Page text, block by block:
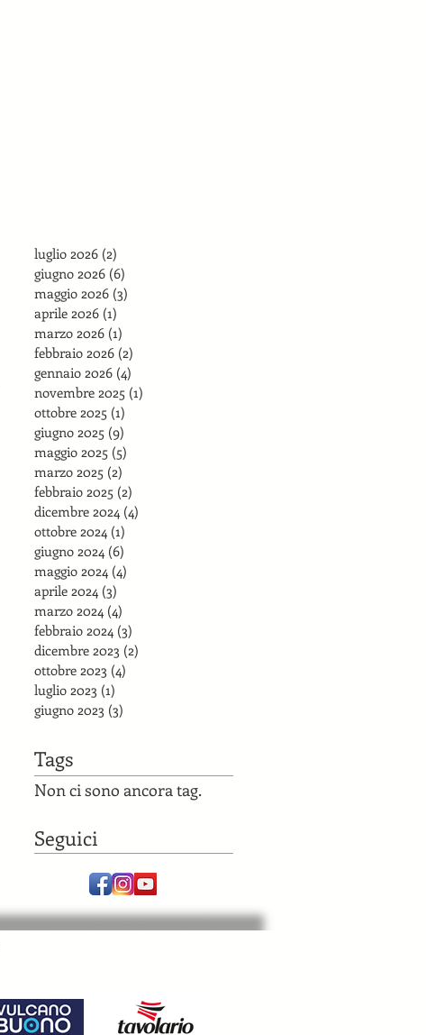
luglio 2026 (2)
giugno 2026 (6)
maggio 2026 (3)
aprile 2026 (1)
marzo 2026 (1)
febbraio 2026 (2)
gennaio 2026 (4)
novembre 2025 (1)
ottobre 2025 (1)
giugno 2025 (9)
maggio 2025 (5)
marzo 2025 (2)
febbraio 2025 (2)
dicembre 2024 (4)
ottobre 2024 (1)
giugno 2024 (6)
maggio 2024 (4)
aprile 2024 (3)
marzo 2024 (4)
febbraio 2024 (3)
dicembre 2023 (2)
ottobre 2023 (4)
luglio 2023 (1)
giugno 2023 (3)
Tags
Non ci sono ancora tag.
Seguici